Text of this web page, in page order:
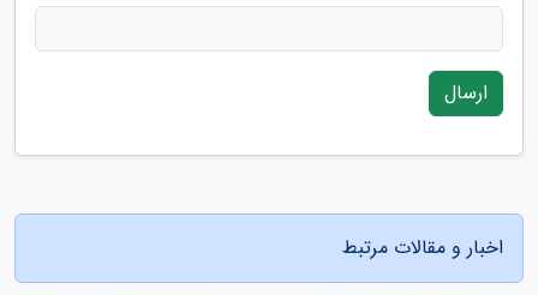
ارسال
اخبار و مقالات مرتبط